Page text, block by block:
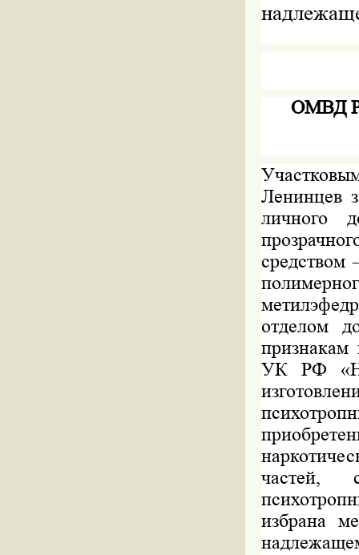
ОМВД
Ленинцев
личного
средством
отделом
признакам
УК РФ
частей,
избрана